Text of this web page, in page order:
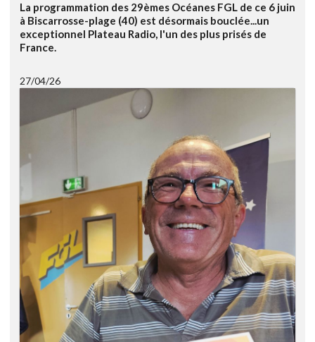
La programmation des 29èmes Océanes FGL de ce 6 juin
à Biscarrosse-plage (40) est désormais bouclée...un
exceptionnel Plateau Radio, l'un des plus prisés de
France.
27/04/26